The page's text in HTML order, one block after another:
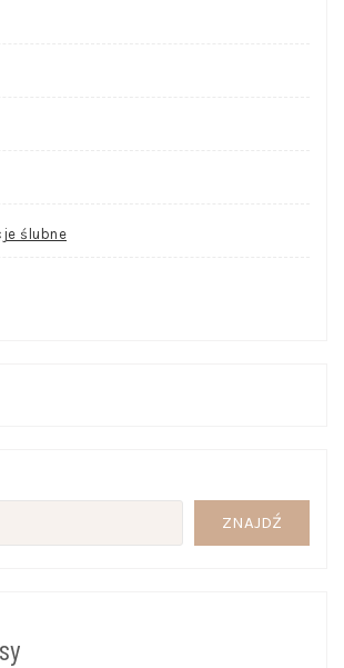
ślubne
ZNAJDŹ